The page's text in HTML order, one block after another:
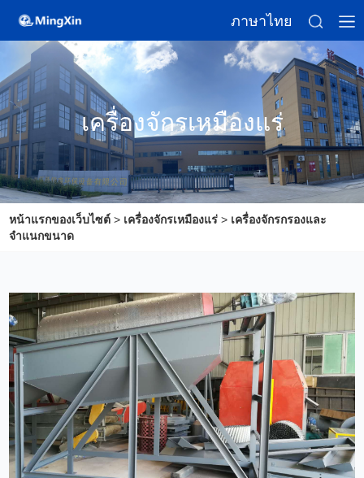
ภาษาไทย
เครื่องจักรเหมืองแร่
หน้าแรกของเว็บไซต์ > เครื่องจักรเหมืองแร่ > เครื่องจักรกรองและ
จำแนกขนาด